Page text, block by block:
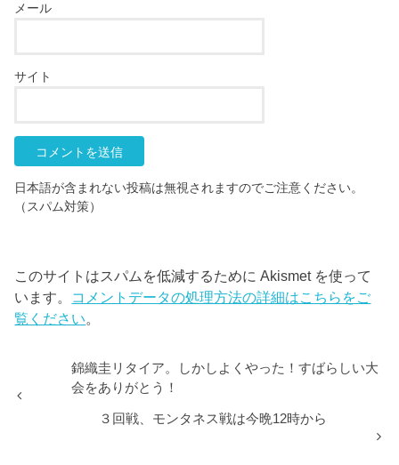
メール
サイト
日本語が含まれない投稿は無視されますのでご注意ください。
（スパム対策）
このサイトはスパムを低減するために Akismet を使って
います。 コメントデータの処理方法の詳細はこちらをご
覧ください。
錦織圭リタイア。しかしよくやった！すばらしい大
会をありがとう！
３回戦、モンタネス戦は今晩12時から